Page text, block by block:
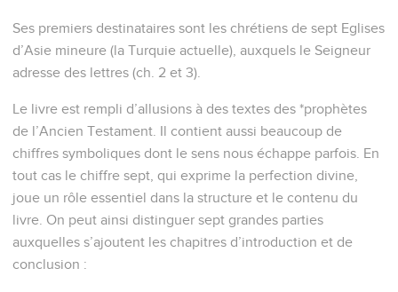
Ses premiers destinataires sont les chrétiens de sept Eglises
d’Asie mineure (la Turquie actuelle), auxquels le Seigneur
adresse des lettres (ch. 2 et 3).
Le livre est rempli d’allusions à des textes des *prophètes
de l’Ancien Testament. Il contient aussi beaucoup de
chiffres symboliques dont le sens nous échappe parfois. En
tout cas le chiffre sept, qui exprime la perfection divine,
joue un rôle essentiel dans la structure et le contenu du
livre. On peut ainsi distinguer sept grandes parties
auxquelles s’ajoutent les chapitres d’introduction et de
conclusion :